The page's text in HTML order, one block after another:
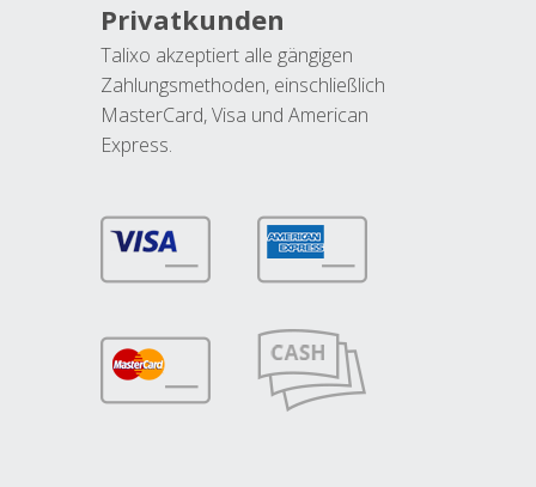
Privatkunden
Talixo akzeptiert alle gängigen
Zahlungsmethoden, einschließlich
MasterCard, Visa und American
Express.